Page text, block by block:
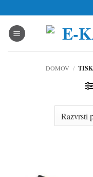
na
vsebino
DOMOV /